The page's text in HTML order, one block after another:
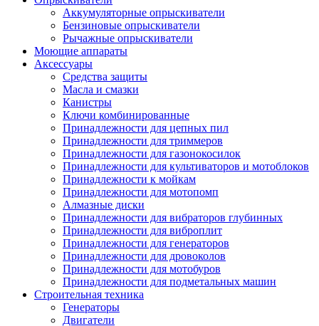
Аккумуляторные опрыскиватели
Бензиновые опрыскиватели
Рычажные опрыскиватели
Моющие аппараты
Аксессуары
Средства защиты
Масла и смазки
Канистры
Ключи комбинированные
Принадлежности для цепных пил
Принадлежности для триммеров
Принадлежности для газонокосилок
Принадлежности для культиваторов и мотоблоков
Принадлежности к мойкам
Принадлежности для мотопомп
Алмазные диски
Принадлежности для вибраторов глубинных
Принадлежности для виброплит
Принадлежности для генераторов
Принадлежности для дровоколов
Принадлежности для мотобуров
Принадлежности для подметальных машин
Строительная техника
Генераторы
Двигатели